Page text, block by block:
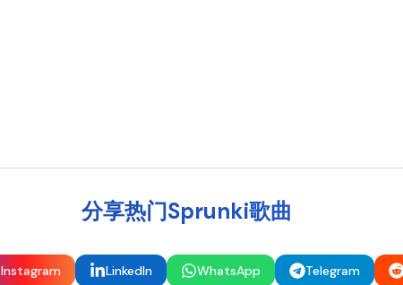
分享热门Sprunki歌曲
Instagram LinkedIn WhatsApp Telegram